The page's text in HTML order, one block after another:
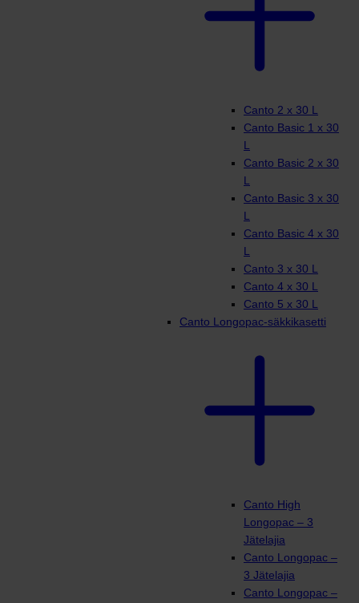
Canto 2 x 30 L
Canto Basic 1 x 30
L
Canto Basic 2 x 30
L
Canto Basic 3 x 30
L
Canto Basic 4 x 30
L
Canto 3 x 30 L
Canto 4 x 30 L
Canto 5 x 30 L
Canto Longopac-säkkikasetti
Canto High
Longopac – 3
Jätelajia
Canto Longopac –
3 Jätelajia
Canto Longopac –